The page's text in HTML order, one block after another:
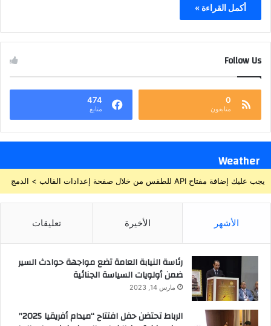
أكمل القراءة »
Follow Us
0
متابعون
474
متابع
Weather
يجب عليك إضافة مفتاح API للطقس من خلال صفحة إعدادات القالب > الدمج
الأشهر الأخيرة تعليقات
رئاسة النيابة العامة تضع مواجهة حوادث السير
ضمن أولويات السياسة الجنائية
مارس 14, 2023
الرباط تحتضن حفل افتتاح “ميدام أفريقيا 2025”